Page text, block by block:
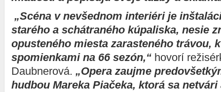
„Scéna v nevšednom interiéri je
starého a schátraného kúpaliska, nesie
opusteného miesta zarasteného trávou,
spomienkami na 66 sezón,“ hovorí
Daubnerová. „Opera zaujme
hudbou Mareka Piačeka, ktorá sa